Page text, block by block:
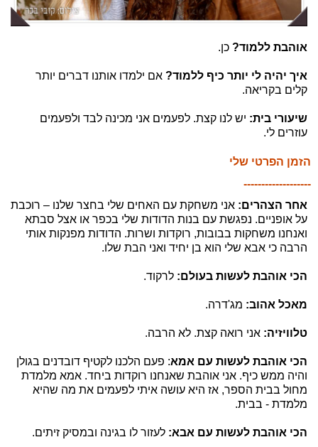
אוהבת ללמוד?כן.
איך יהיה לי יותר כיף ללמוד?אם ילמדו אותנו דברים יותר
קלים בקריאה.
שיעורי בית: יש לנו קצת. לפעמים אני מכינה לבד ולפעמים
עוזרים לי.
הזמן הפרטי שלי
-------------------
אחר הצהרים: אני משחקת עם האחים שלי בחצר שלנו – רוכבת
על אופניים. נפגשת עם בנות הדודות שלי בכפר או אצל סבתא
ואנחנו משחקות בבובות, רוקדות ושרות. הדודות מפנקות אותי
הרבה כי אבא שלי הוא בן יחיד ואני הבת שלו.
הכי אוהבת לעשות בעולם: לרקוד.
מאכל אהוב: מג'דרה.
טלוויזיה: אני רואה קצת. לא הרבה.
הכי אוהבת לעשות עם אמא: פעם הלכנו לקטיף דובדנים בגולן
והיה ממש כיף. אני אוהבת שאנחנו רוקדות ביחד. אמא מלמדת
מחול בבית הספר, אז היא עושה איתי לפעמים את מה שהיא
מלמדת - בבית.
הכי אוהבת לעשות עם אבא: לעזור לו בגינה ובמסיק זיתים.